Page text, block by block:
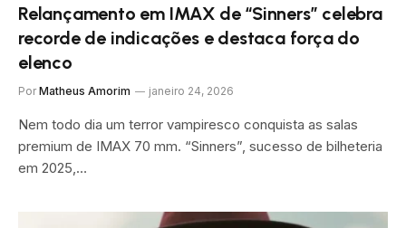
Relançamento em IMAX de “Sinners” celebra
recorde de indicações e destaca força do
elenco
Por Matheus Amorim janeiro 24, 2026
Nem todo dia um terror vampiresco conquista as salas
premium de IMAX 70 mm. “Sinners”, sucesso de bilheteria
em 2025,…